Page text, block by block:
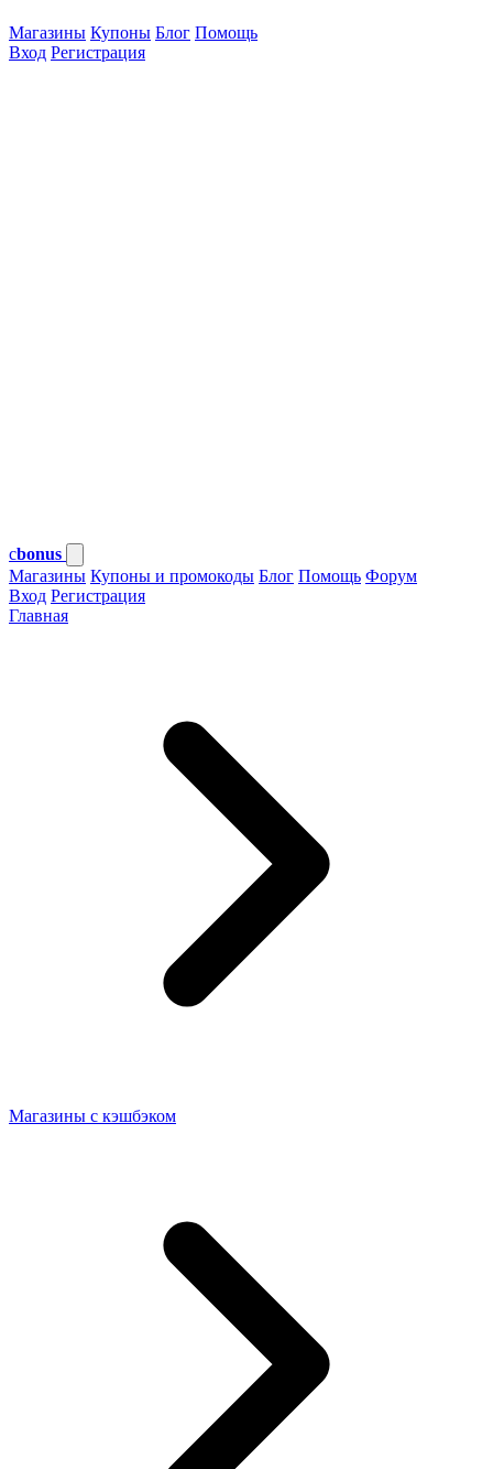
Магазины Купоны Блог Помощь
Вход Регистрация
cbonus
Магазины Купоны и промокоды Блог Помощь Форум
Вход Регистрация
Главная
Магазины с кэшбэком